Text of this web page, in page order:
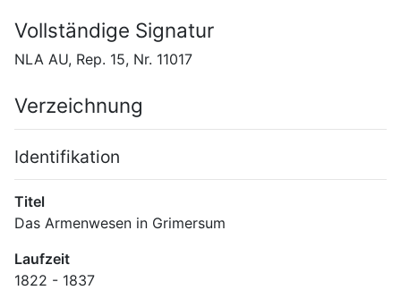
Vollständige Signatur
NLA AU, Rep. 15, Nr. 11017
Verzeichnung
Identifikation
Titel
Das Armenwesen in Grimersum
Laufzeit
1822 - 1837